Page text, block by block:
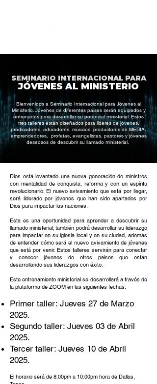
SEMINARIO INTERNACIONAL PARA
JÓVENES AL MINISTERIO
Bienvenidos a Seminario Internacional para Jóvenes al
Ministerio. Jóvenes de diferentes países serán equipados y
entrenados para desarrollar su potencial ministerial. Estos
tres talleres están diseñados para líderes de jóvenes,
predicadores, adoradores, músicos, productores de MEDIA,
emprendedores, profetas, evangelistas, pastores y jóvenes
deseosos de descubrir su llamado ministerial.
Dios está levantado una nueva generación de ministros
con mentalidad de conquista, reforma y con un espíritu
revolucionario. El nuevo avivamiento que está por llegar,
será liderado por jóvenes que han sido apartados por
Dios para impactar las naciones.
Esta es una oportunidad para aprender a descubrir su
llamado ministerial; también podrá desarrollar su liderazgo
para impactar en su iglesia local y en su ciudad, además
de entender cómo será el nuevo avivamiento de jóvenes
que está por venir. Estos talleres servirán para conectar
y conocer jóvenes de otros países que están
desarrollando sus liderazgos con éxito.
Este entrenamiento ministerial se desarrollará a través de
la plataforma de ZOOM en las siguientes fechas:
Primer taller: Jueves 27 de Marzo
2025.
Segundo taller: Jueves 03 de Abril
2025.
Tercer taller: Jueves 10 de Abril
2025.
El horario será de 8:00pm a 10:00pm hora de Dallas,